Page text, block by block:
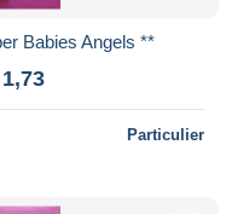
Babies Angels **
Particulier